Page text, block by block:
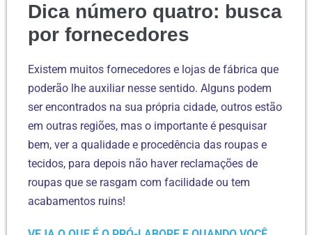
Dica número quatro: busca
por fornecedores
Existem muitos fornecedores e lojas de fábrica que
poderão lhe auxiliar nesse sentido. Alguns podem
ser encontrados na sua própria cidade, outros estão
em outras regiões, mas o importante é pesquisar
bem, ver a qualidade e procedência das roupas e
tecidos, para depois não haver reclamações de
roupas que se rasgam com facilidade ou tem
acabamentos ruins!